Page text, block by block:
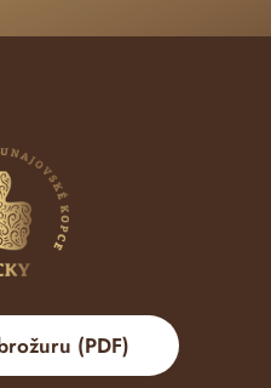
(PDF)